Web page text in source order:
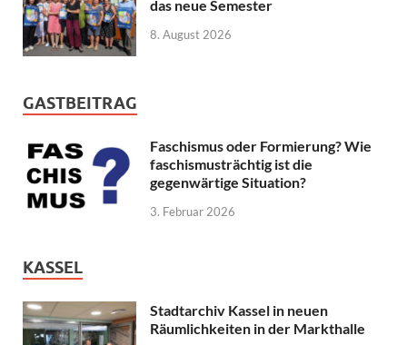
das neue Semester
8. August 2026
GASTBEITRAG
Faschismus oder Formierung? Wie
faschismusträchtig ist die
gegenwärtige Situation?
3. Februar 2026
KASSEL
Stadtarchiv Kassel in neuen
Räumlichkeiten in der Markthalle